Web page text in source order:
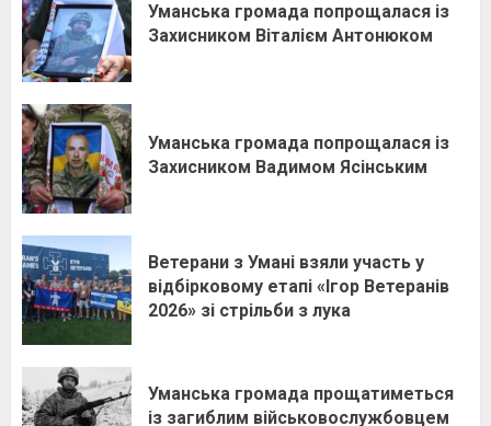
Уманська громада попрощалася із
Захисником Віталієм Антонюком
Уманська громада попрощалася із
Захисником Вадимом Ясінським
Ветерани з Умані взяли участь у
відбірковому етапі «Ігор Ветеранів
2026» зі стрільби з лука
Уманська громада прощатиметься
із загиблим військовослужбовцем